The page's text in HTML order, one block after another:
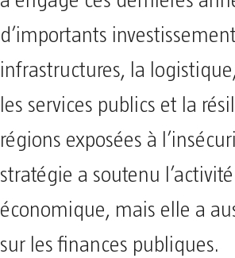
d’importants
infrastructures, la
les services publics et la
régions exposées à
stratégie a soutenu l’activité
économique, mais elle a
sur les finances publiques.